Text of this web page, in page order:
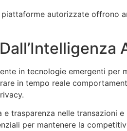
autorizzate offrono
in tecnologie emergenti per
in tempo reale
trasparenza nelle transazioni
per mantenere la